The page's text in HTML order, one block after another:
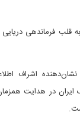
قلب فرماندهی دریایی
اشراف
ایران در هدایت